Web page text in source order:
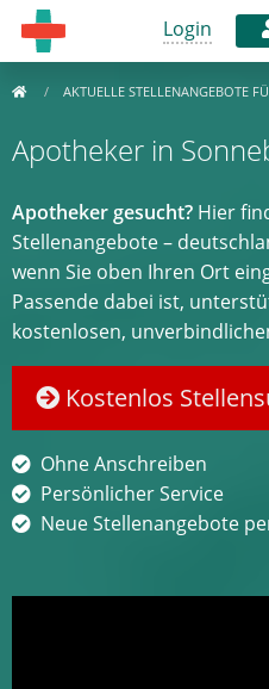
Login
AKTUELLE STELLENANGEBOTE
Apotheker in
Apotheker gesucht? Hier
Stellenangebote –
wenn Sie oben Ihren Ort
Passende dabei ist,
kostenlosen,
Kostenlos
Ohne Anschreiben
Persönlicher Service
Neue Stellenangebote